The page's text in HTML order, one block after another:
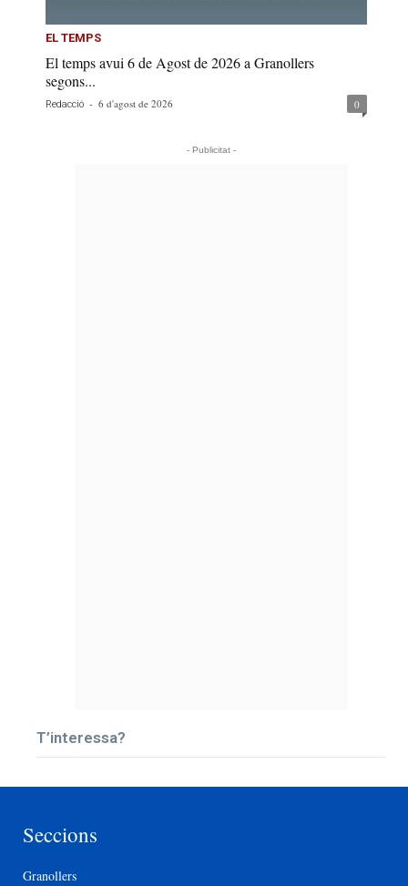
EL TEMPS
El temps avui 6 de Agost de 2026 a Granollers
segons...
Redacció - 6 d'agost de 2026 0
- Publicitat -
T’interessa?
Seccions
Granollers